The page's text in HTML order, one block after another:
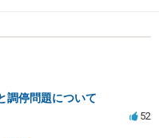
調停問題について
52